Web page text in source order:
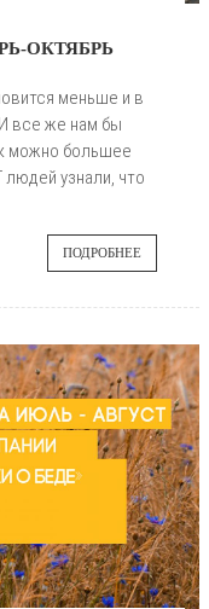
ОКТЯБРЬ
меньше и в
все же нам бы
можно большее
людей узнали, что
ПОДРОБНЕЕ